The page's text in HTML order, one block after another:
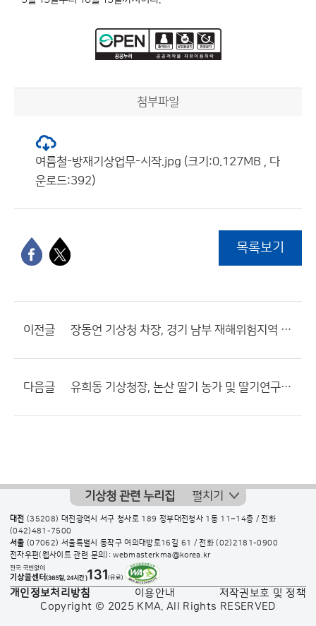
첨부파일
여름철-방재기상업무-시작.jpg (크기:0.127MB , 다
운로드:392)
목록보기
이전글 장동언 기상청 차장, 경기 남부 재해위험지역 현장 방문
다음글 유희동 기상청장, 논산 딸기 농가 및 딸기연구소 방문
기상청 관련 누리집 펼치기
대전 (35208) 대전광역시 서구 청사로 189 정부대전청사 1동 11~14층 / 전화
(042)481-7500
서울 (07062) 서울특별시 동작구 여의대방로16길 61 / 전화(02)2181-0900
전자우편(웹사이트 관련 문의): webmasterkma@korea.kr
개인정보처리방침 이용안내
저작권보호 및 정책
Copyright © 2025 KMA. All Rights RESERVED